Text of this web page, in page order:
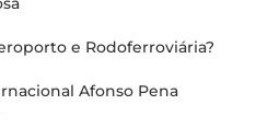
e Rodoferroviária?
Afonso Pena